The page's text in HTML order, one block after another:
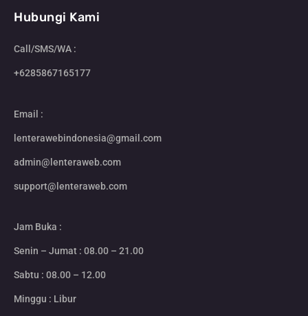
Hubungi Kami
Call/SMS/WA :
+6285867165177
Email :
lenterawebindonesia@gmail.com
admin@lenteraweb.com
support@lenteraweb.com
Jam Buka :
Senin – Jumat : 08.00 – 21.00
Sabtu : 08.00 – 12.00
Minggu : Libur